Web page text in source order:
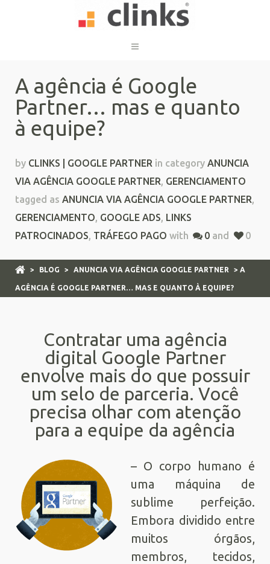
A agência é Google
Partner… mas e quanto
à equipe?
by CLINKS | GOOGLE PARTNER in category ANUNCIA
VIA AGÊNCIA GOOGLE PARTNER, GERENCIAMENTO
tagged as ANUNCIA VIA AGÊNCIA GOOGLE PARTNER,
GERENCIAMENTO, GOOGLE ADS, LINKS
PATROCINADOS, TRÁFEGO PAGO with 0 and 0
> BLOG > ANUNCIA VIA AGÊNCIA GOOGLE PARTNER > A
AGÊNCIA É GOOGLE PARTNER… MAS E QUANTO À EQUIPE?
Contratar uma agência
digital Google Partner
envolve mais do que possuir
um selo de parceria. Você
precisa olhar com atenção
para a equipe da agência
– O corpo humano é
uma máquina de
sublime perfeição.
Embora dividido entre
muitos órgãos,
membros, tecidos,